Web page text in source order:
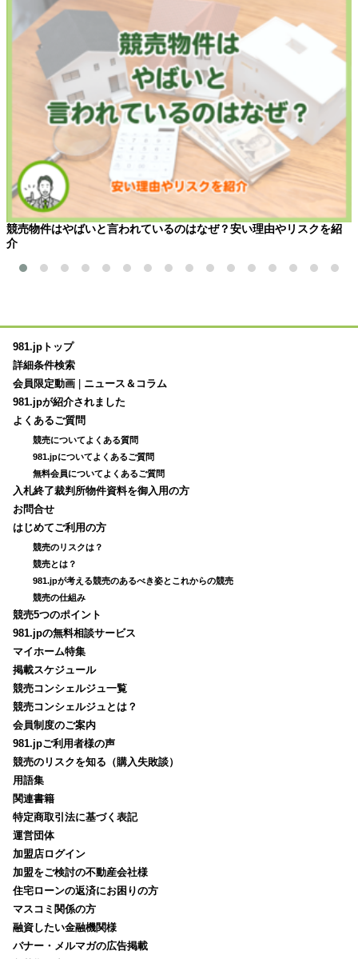
競売物件はやばいと言われているのはなぜ？安い理由やリスクを紹
介
981.jpトップ
詳細条件検索
会員限定動画
ニュース＆コラム
981.jpが紹介されました
よくあるご質問
競売についてよくある質問
981.jpについてよくあるご質問
無料会員についてよくあるご質問
入札終了裁判所物件資料を御入用の方
お問合せ
はじめてご利用の方
競売のリスクは？
競売とは？
981.jpが考える競売のあるべき姿とこれからの競売
競売の仕組み
競売5つのポイント
981.jpの無料相談サービス
マイホーム特集
掲載スケジュール
競売コンシェルジュ一覧
競売コンシェルジュとは？
会員制度のご案内
981.jpご利用者様の声
競売のリスクを知る（購入失敗談）
用語集
関連書籍
特定商取引法に基づく表記
運営団体
加盟店ログイン
加盟をご検討の不動産会社様
住宅ローンの返済にお困りの方
マスコミ関係の方
融資したい金融機関様
バナー・メルマガの広告掲載